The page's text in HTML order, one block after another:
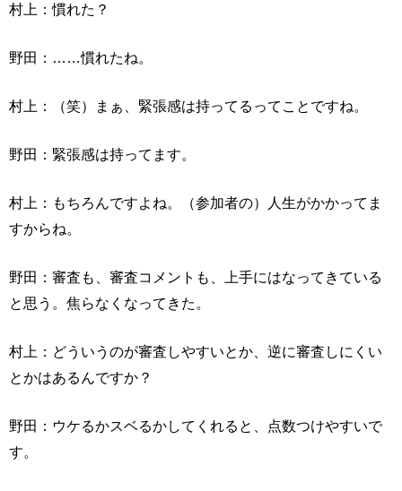
村上：慣れた？
野田：……慣れたね。
村上：（笑）まぁ、緊張感は持ってるってことですね。
野田：緊張感は持ってます。
村上：もちろんですよね。（参加者の）人生がかかってま
すからね。
野田：審査も、審査コメントも、上手にはなってきている
と思う。焦らなくなってきた。
村上：どういうのが審査しやすいとか、逆に審査しにくい
とかはあるんですか？
野田：ウケるかスベるかしてくれると、点数つけやすいで
す。